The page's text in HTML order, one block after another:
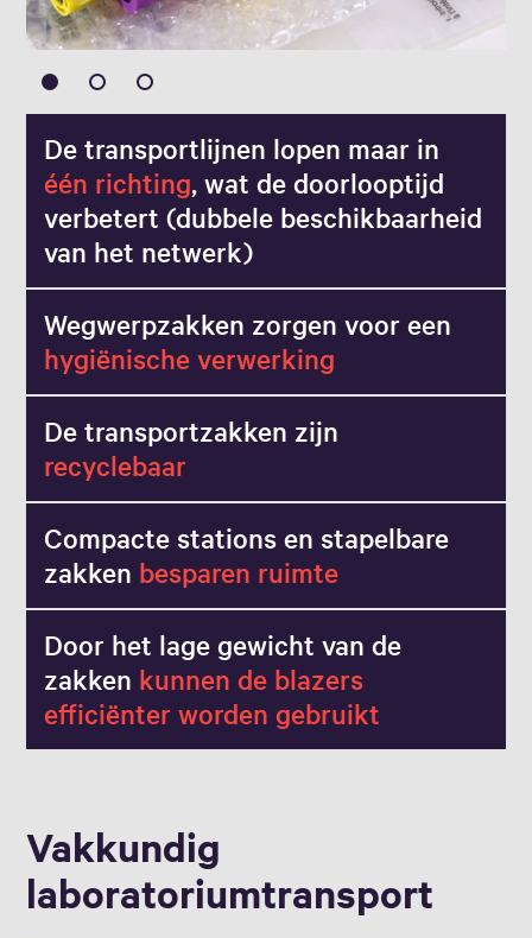
De transportlijnen lopen maar in
één richting, wat de doorlooptijd
verbetert (dubbele beschikbaarheid
van het netwerk)
Wegwerpzakken zorgen voor een
hygiënische verwerking
De transportzakken zijn
recyclebaar
Compacte stations en stapelbare
zakken besparen ruimte
Door het lage gewicht van de
zakken kunnen de blazers
efficiënter worden gebruikt
Vakkundig
laboratoriumtransport